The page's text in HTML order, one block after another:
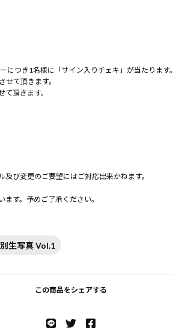
つき1名様に「サイン入りチェキ」が当たります。
て頂きます。
頂きます。
び変更のご要望にはご対応出来かねます。
す。予めご了承ください。
生写真 Vol.1
この商品をシェアする